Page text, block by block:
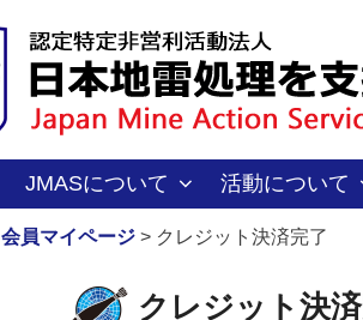
JMASについて 活動について
会員マイページ > クレジット決済完了
クレジット決